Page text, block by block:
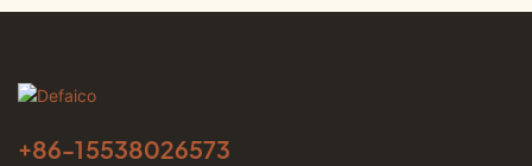
+86-15538026573